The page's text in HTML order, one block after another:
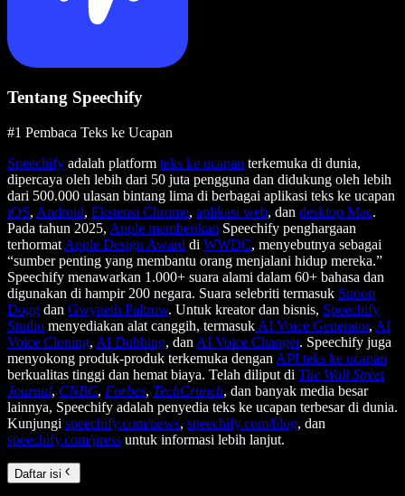
Tentang Speechify
#1 Pembaca Teks ke Ucapan
Speechify adalah platform teks ke ucapan terkemuka di dunia,
dipercaya oleh lebih dari 50 juta pengguna dan didukung oleh lebih
dari 500.000 ulasan bintang lima di berbagai aplikasi teks ke ucapan
iOS, Android, Ekstensi Chrome, aplikasi web, dan desktop Mac.
Pada tahun 2025, Apple memberikan Speechify penghargaan
terhormat Apple Design Award di WWDC, menyebutnya sebagai
“sumber penting yang membantu orang menjalani hidup mereka.”
Speechify menawarkan 1.000+ suara alami dalam 60+ bahasa dan
digunakan di hampir 200 negara. Suara selebriti termasuk Snoop
Dogg dan Gwyneth Paltrow. Untuk kreator dan bisnis, Speechify
Studio menyediakan alat canggih, termasuk AI Voice Generator, AI
Voice Cloning, AI Dubbing, dan AI Voice Changer. Speechify juga
menyokong produk-produk terkemuka dengan API teks ke ucapan
berkualitas tinggi dan hemat biaya. Telah diliput di The Wall Street
Journal, CNBC, Forbes, TechCrunch, dan banyak media besar
lainnya, Speechify adalah penyedia teks ke ucapan terbesar di dunia.
Kunjungi speechify.com/news, speechify.com/blog, dan
speechify.com/press untuk informasi lebih lanjut.
Daftar isi